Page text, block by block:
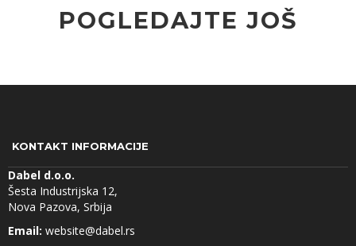
POGLEDAJTE JOŠ
KONTAKT INFORMACIJE
Dabel d.o.o.
Šesta Industrijska 12,
Nova Pazova, Srbija
Email: website@dabel.rs